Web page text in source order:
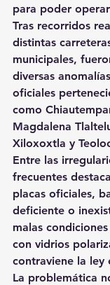
para poder
Tras recorridos
distintas
municipales,
diversas
oficiales
como
Magdalena
Xiloxoxtla y
Entre las
frecuentes
placas oficiales,
deficiente o
malas
con vidrios
contraviene la ley
La problemática